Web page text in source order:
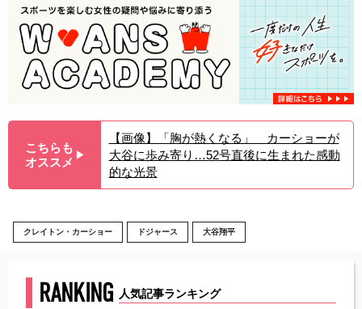
こちらも
オススメ ▶︎
【画像】「胸が熱くなる」 カーショーが
大谷に歩み寄り…52号直後に生まれた感動
的な光景
クレイトン・カーショー ドジャース 大谷翔平
RANKING 人気記事ランキング